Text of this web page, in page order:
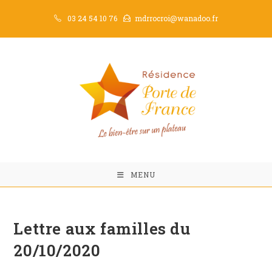
03 24 54 10 76 mdrrocroi@wanadoo.fr
MENU
Lettre aux familles du
20/10/2020